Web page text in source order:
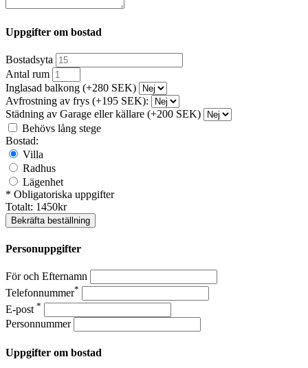
Uppgifter om bostad
Bostadsyta
Antal rum
Inglasad balkong (+280 SEK)
Avfrostning av frys (+195 SEK):
Städning av Garage eller källare (+200 SEK)
Behövs lång stege
Bostad:
Villa
Radhus
Lägenhet
* Obligatoriska uppgifter
Totalt: 1450kr
Bekräfta beställning
Personuppgifter
För och Efternamn
Telefonnummer*
E-post *
Personnummer
Uppgifter om bostad